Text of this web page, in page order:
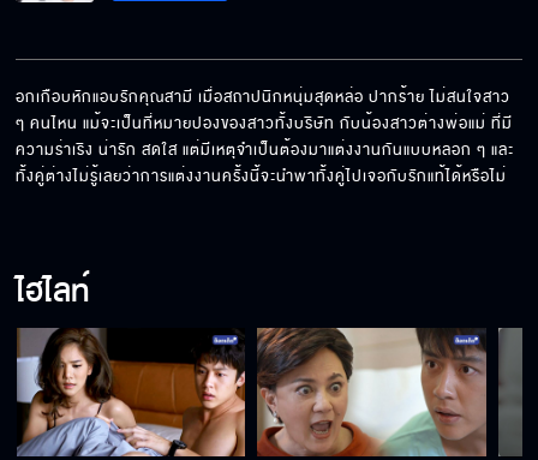
อกเกือบหักแอบรักคุณสามี เมื่อสถาปนิกหนุ่มสุดหล่อ ปากร้าย ไม่สนใจสาว
ๆ คนไหน แม้จะเป็นที่หมายปองของสาวทั้งบริษัท กับน้องสาวต่างพ่อแม่ ที่มี
ความร่าเริง น่ารัก สดใส แต่มีเหตุจำเป็นต้องมาแต่งงานกันแบบหลอก ๆ และ
ทั้งคู่ต่างไม่รู้เลยว่าการแต่งงานครั้งนี้จะนำพาทั้งคู่ไปเจอกับรักแท้ได้หรือไม่
ไฮไลท์